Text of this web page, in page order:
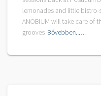
lemonades and little bistro-
ANOBIUM will take care of
grooves Bővebben...…